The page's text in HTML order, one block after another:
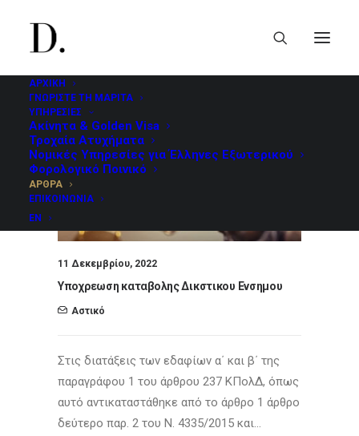
ΑΡΧΙΚΗ
ΓΝΩΡΙΣΤΕ ΤΗ ΜΑΡΙΤΑ
ΥΠΗΡΕΣΙΕΣ
Ακίνητα & Golden Visa
Τροχαία Ατυχήματα
Νομικές Υπηρεσίες για Έλληνες Εξωτερικού
Φορολογικό Ποινικό
ΑΡΘΡΑ
ΕΠΙΚΟΙΝΩΝΙΑ
EN
11 Δεκεμβρίου, 2022
Υποχρεωση καταβολης Δικστικου Ενσημου
Αστικό
Στις διατάξεις των εδαφίων α΄ και β΄ της
παραγράφου 1 του άρθρου 237 ΚΠολΔ, όπως
αυτό αντικαταστάθηκε από το άρθρο 1 άρθρο
δεύτερο παρ. 2 του Ν. 4335/2015 και…